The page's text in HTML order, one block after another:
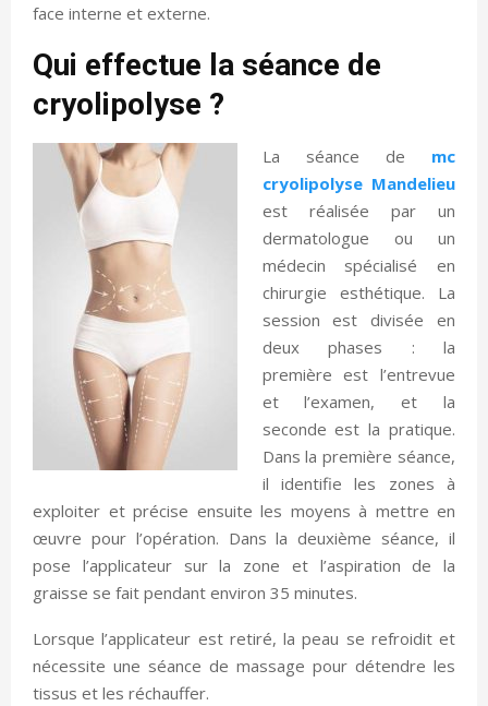
face interne et externe.
Qui effectue la séance de
cryolipolyse ?
La séance de mc
cryolipolyse Mandelieu
est réalisée par un
dermatologue ou un
médecin spécialisé en
chirurgie esthétique. La
session est divisée en
deux phases : la
première est l’entrevue
et l’examen, et la
seconde est la pratique.
Dans la première séance,
il identifie les zones à
exploiter et précise ensuite les moyens à mettre en
œuvre pour l’opération. Dans la deuxième séance, il
pose l’applicateur sur la zone et l’aspiration de la
graisse se fait pendant environ 35 minutes.
Lorsque l’applicateur est retiré, la peau se refroidit et
nécessite une séance de massage pour détendre les
tissus et les réchauffer.